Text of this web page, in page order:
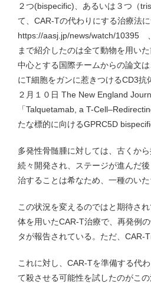
２つ(bispecific)、あるいは３つ（
て、CAR-Tの代わりにする治療法
https://aasj.jp/news/watch/10395
まで紹介したのは全て動物を用い
中心とする国際チームからの論文
にT細胞をガンに惹きつけるCD3
２月１０日 The New England
「Talquetamab, a T-
たな標的に向けるGPRC5D
多発性骨髄腫に対しては、古くか
続々開発され、ステージが進んだ
治することは希なため、一種のいた
この状況を変えるのではと期待さ
体を用いたCAR-T治療で、再発例
タが報告されている。ただ、CAR-
これに対し、CAR-Tを準備する代
て殺させる可能性を試したのがこ